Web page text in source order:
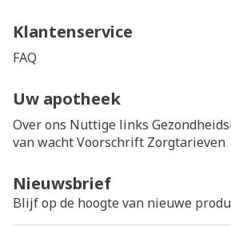
Klantenservice
FAQ
Uw apotheek
Over ons Nuttige links
van wachtVoorschrift Zorgtarieven
Nieuwsbrief
Blijf op de hoogte van nieuwe